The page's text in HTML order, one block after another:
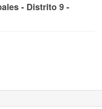
- Distrito 9 -